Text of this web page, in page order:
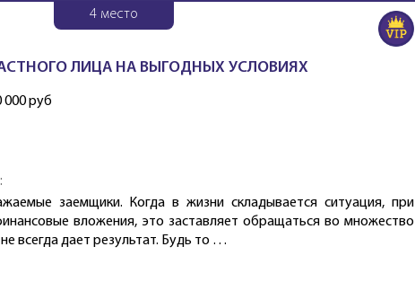
4 место
ЛИЦА НА ВЫГОДНЫХ УСЛОВИЯХ
000 руб
заемщики. Когда в жизни складывается ситуация, при
вложения, это заставляет обращаться во множество
всегда дает результат. Будь то …